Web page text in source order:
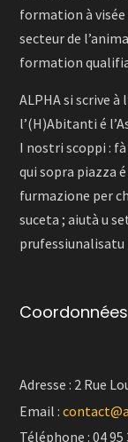
formation à
secteur de
formation
ALPHA si scrive
l’(H)Abitanti é
I nostri scoppi :
qui sopra piazza
furmazione per
suceta ; aiutà u
Coordonnées
Adresse : 2 Rue
Email :
Téléphone : 04 95